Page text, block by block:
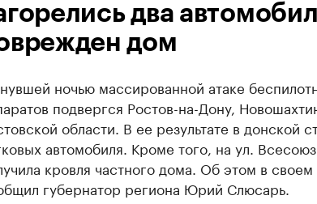
два
дом
ночью массированной атаке
подвергся Ростов-на-Дону,
области. В ее результате в донской
автомобиля. Кроме того, на ул.
кровля частного дома. Об этом в
губернатор региона Юрий Слюсарь.